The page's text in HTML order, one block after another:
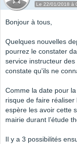
Le 22/01/2018 à
Bonjour à tous,
Quelques nouvelles
pourrez le constater
service instructeur
constate qu'ils ne
Comme la date pour
risque de faire
espère les avoir cette
mairie durant l’étude
Il y a 3 possibilités